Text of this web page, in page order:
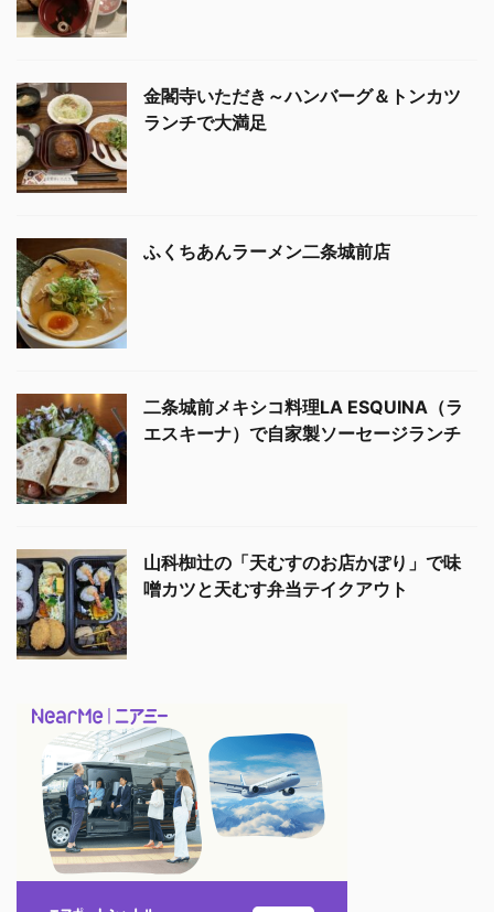
金閣寺いただき～ハンバーグ＆トンカツ
ランチで大満足
ふくちあんラーメン二条城前店
二条城前メキシコ料理LA ESQUINA（ラ
エスキーナ）で自家製ソーセージランチ
山科椥辻の「天むすのお店かぽり」で味
噌カツと天むす弁当テイクアウト